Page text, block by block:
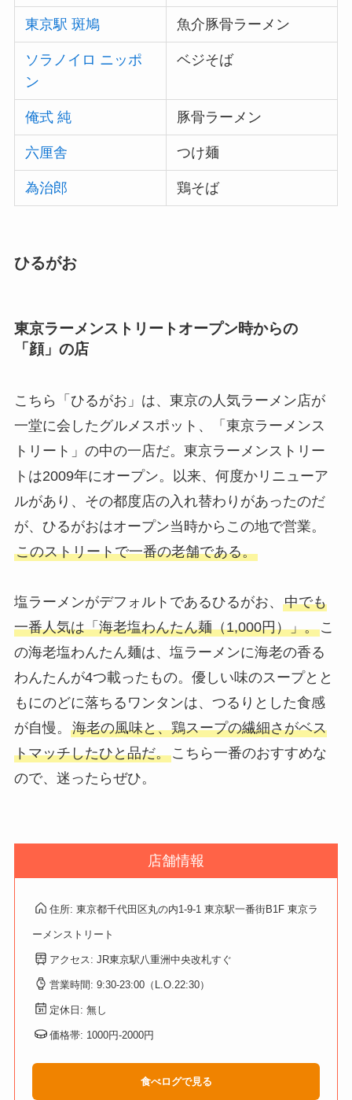
東京駅 斑鳩 魚介豚骨ラーメン
ソラノイロ ニッポ
ン
ベジそば
俺式 純 豚骨ラーメン
六厘舎 つけ麺
為治郎 鶏そば
ひるがお
東京ラーメンストリートオープン時からの
「顔」の店
こちら「ひるがお」は、東京の人気ラーメン店が
一堂に会したグルメスポット、「東京ラーメンス
トリート」の中の一店だ。東京ラーメンストリー
トは2009年にオープン。以来、何度かリニューア
ルがあり、その都度店の入れ替わりがあったのだ
が、ひるがおはオープン当時からこの地で営業。
このストリートで一番の老舗である。
塩ラーメンがデフォルトであるひるがお、 中でも
一番人気は「海老塩わんたん麺（1,000円）」。こ
の海老塩わんたん麺は、塩ラーメンに海老の香る
わんたんが4つ載ったもの。優しい味のスープとと
もにのどに落ちるワンタンは、つるりとした食感
が自慢。 海老の風味と、鶏スープの繊細さがベス
トマッチしたひと品だ。こちら一番のおすすめな
ので、迷ったらぜひ。
店舗情報
住所: 東京都千代田区丸の内1-9-1 東京駅一番街B1F 東京ラ
ーメンストリート
アクセス: JR東京駅八重洲中央改札すぐ
営業時間: 9:30-23:00（L.O.22:30）
定休日: 無し
価格帯: 1000円-2000円
食べログで見る